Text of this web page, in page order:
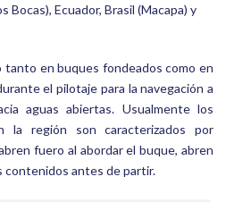
Bocas), Ecuador, Brasil (Macapa) y
tanto en buques fondeados como en
el pilotaje para la navegación a
aguas abiertas. Usualmente los
la región son caracterizados por
fuero al abordar el buque, abren
contenidos antes de partir.